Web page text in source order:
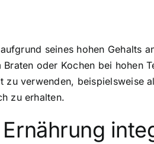
seines hohen Gehalts
oder Kochen bei hohen
verwenden, beispielsweise
zu erhalten.